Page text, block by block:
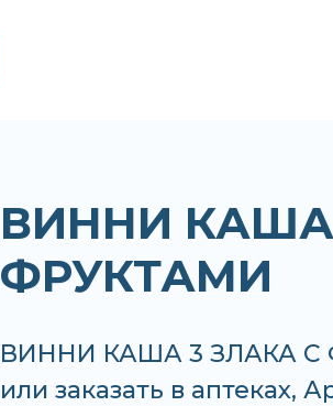
ВИННИ КАША
ФРУКТАМИ
ВИННИ КАША 3 ЗЛАКА С
или заказать в аптеках,